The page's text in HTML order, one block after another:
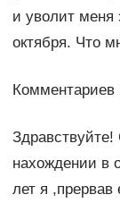
и уволит меня
октября. Что
Комментариев
нахождении в
лет я ,прервав